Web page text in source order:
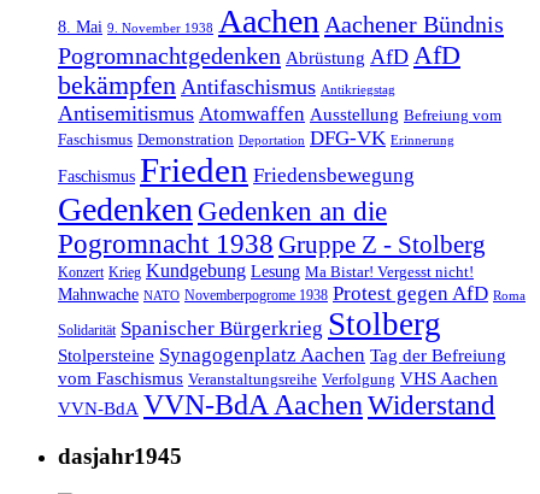
8. Mai 9. November 1938 Aachen Aachener Bündnis
Pogromnachtgedenken Abrüstung AfD AfD
bekämpfen Antifaschismus Antikriegstag
Antisemitismus Atomwaffen Ausstellung Befreiung vom
Faschismus Demonstration Deportation DFG-VK Erinnerung
Faschismus Frieden Friedensbewegung
Gedenken Gedenken an die
Pogromnacht 1938 Gruppe Z - Stolberg
Konzert Krieg Kundgebung Lesung Ma Bistar! Vergesst nicht!
Mahnwache NATO Novemberpogrome 1938 Protest gegen AfD Roma
Solidarität Spanischer Bürgerkrieg Stolberg
Stolpersteine Synagogenplatz Aachen Tag der Befreiung
vom Faschismus Veranstaltungsreihe Verfolgung VHS Aachen
VVN-BdA VVN-BdA AachenWiderstand
dasjahr1945